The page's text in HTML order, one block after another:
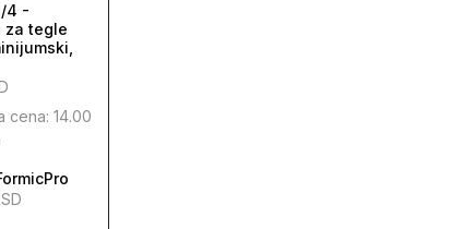
pantalone
(46)
4 -
za tegle
cena: 14.00